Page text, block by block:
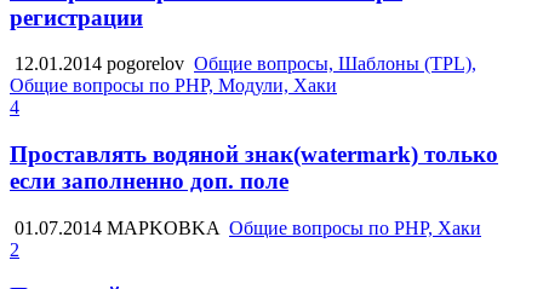
регистрации
12.01.2014 pogorelov Общие вопросы, Шаблоны (TPL),
Общие вопросы по PHP, Модули, Хаки
4
Проставлять водяной знак(watermark) только
если заполненно доп. поле
01.07.2014 MAPKOBKA Общие вопросы по PHP, Хаки
2